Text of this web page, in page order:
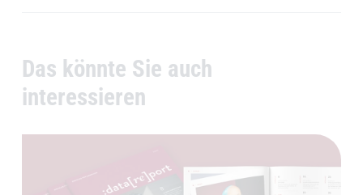
Das könnte Sie auch
interessieren